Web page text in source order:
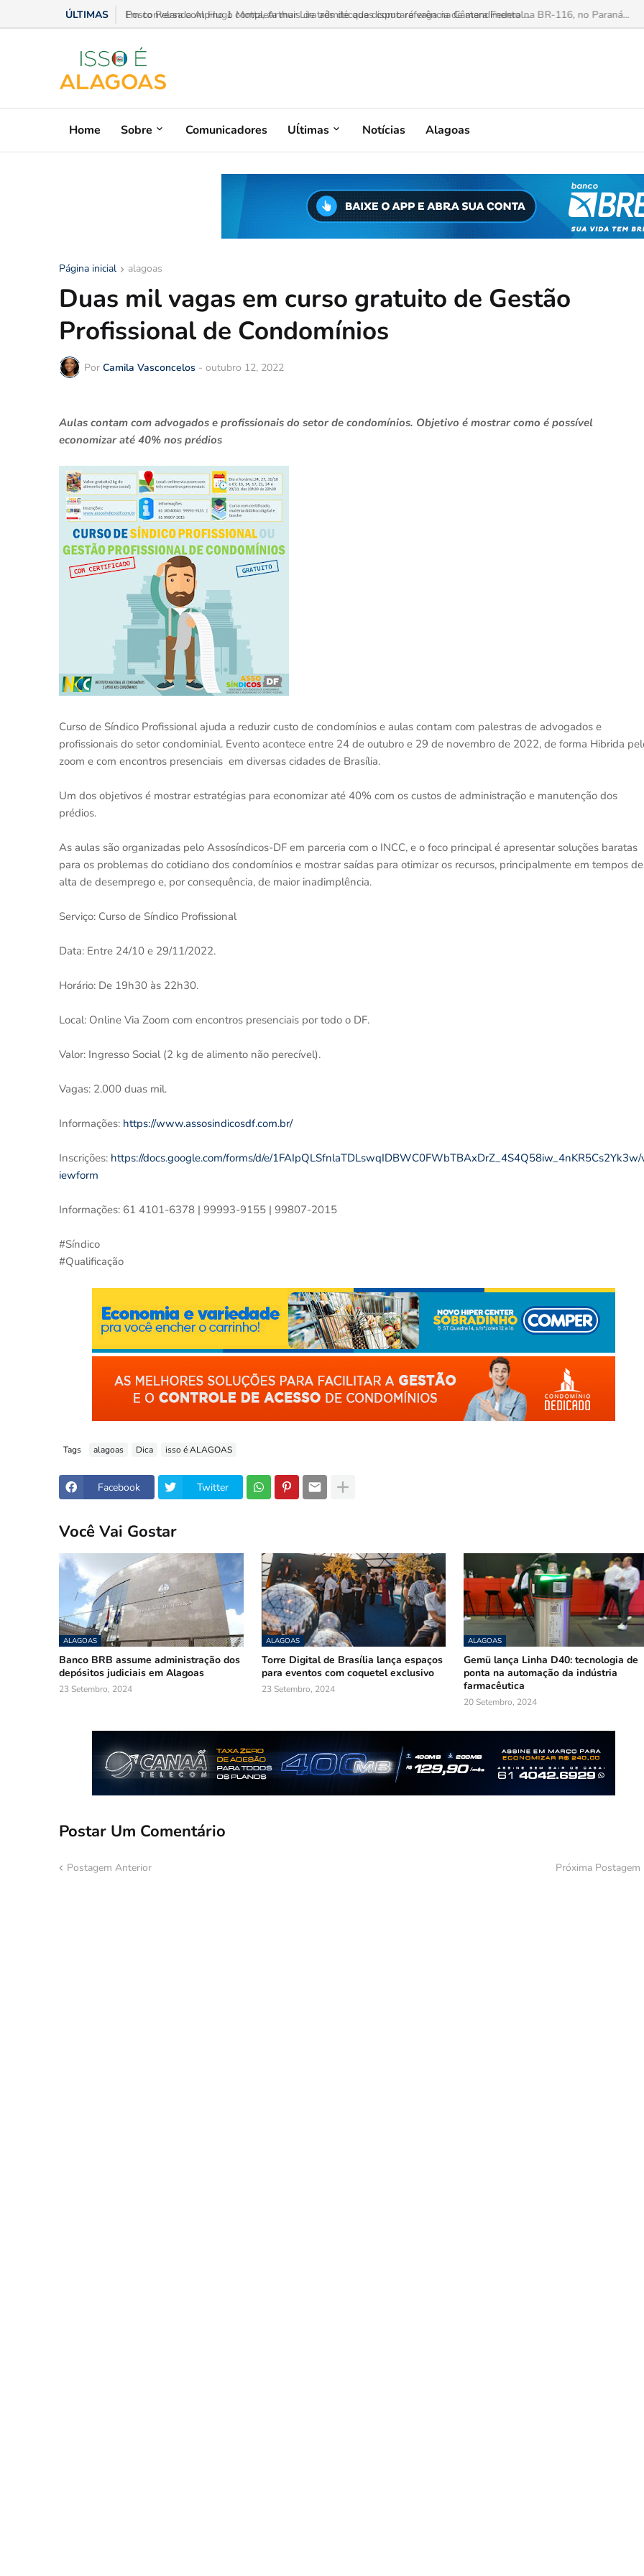
ÚLTIMAS Em conversa com Hugo Motta, Arthur Lira admite que disputará vaga na Câmara Federal...
Home Sobre Comunicadores Uĺtimas Notícias Alagoas
Página inicial alagoas
Duas mil vagas em curso gratuito de Gestão
Profissional de Condomínios
Por Camila Vasconcelos - outubro 12, 2022
Aulas contam com advogados e profissionais do setor de condomínios. Objetivo é mostrar como é possível
economizar até 40% nos prédios
Curso de Síndico Profissional ajuda a reduzir custo de condomínios e aulas contam com palestras de advogados e
profissionais do setor condominial. Evento acontece entre 24 de outubro e 29 de novembro de 2022, de forma Hibrida
zoom e com encontros presenciais em diversas cidades de Brasília.
Um dos objetivos é mostrar estratégias para economizar até 40% com os custos de administração e manutenção dos
prédios.
As aulas são organizadas pelo Assosíndicos-DF em parceria com o INCC, e o foco principal é apresentar soluções baratas
para os problemas do cotidiano dos condomínios e mostrar saídas para otimizar os recursos, principalmente em tempos de
alta de desemprego e, por consequência, de maior inadimplência.
Serviço: Curso de Síndico Profissional
Data: Entre 24/10 e 29/11/2022.
Horário: De 19h30 às 22h30.
Local: Online Via Zoom com encontros presenciais por todo o DF.
Valor: Ingresso Social (2 kg de alimento não perecível).
Vagas: 2.000 duas mil.
Informações: https://www.assosindicosdf.com.br/
Inscrições: https://docs.google.com/forms/d/e/1FAIpQLSfnlaTDLswqIDBWC0FWbTBAxDrZ_4S4Q58iw_4nKR5Cs2Yk3w/
iewform
Informações: 61 4101-6378 | 99993-9155 | 99807-2015
#Síndico
#Qualificação
Tags alagoas Dica isso é ALAGOAS
Facebook Twitter
Você Vai Gostar
ALAGOAS
Banco BRB assume administração dos
depósitos judiciais em Alagoas
23 Setembro, 2024
ALAGOAS
Torre Digital de Brasília lança espaços
para eventos com coquetel exclusivo
23 Setembro, 2024
ALAGOAS
Gemü lança Linha D40: tecnologia de
ponta na automação da indústria
farmacêutica
20 Setembro, 2024
Postar Um Comentário
Postagem Anterior Próxima Postagem